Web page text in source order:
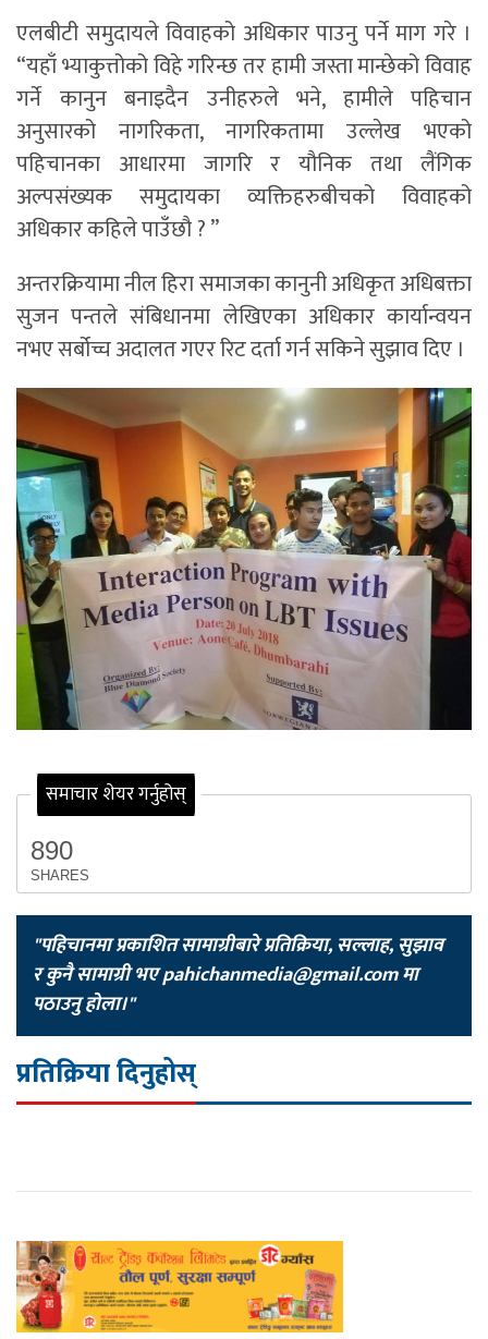
एलबीटी समुदायले विवाहको अधिकार पाउनु पर्ने माग गरे ।
“यहाँ भ्याकुत्तोको विहे गरिन्छ तर हामी जस्ता मान्छेको विवाह
गर्ने कानुन बनाइदैन उनीहरुले भने, हामीले पहिचान
अनुसारको नागरिकता, नागरिकतामा उल्लेख भएको
पहिचानका आधारमा जागरि र यौनिक तथा लैंगिक
अल्पसंख्यक समुदायका व्यक्तिहरुबीचको विवाहको
अधिकार कहिले पाउँछौ ? ”
अन्तरक्रियामा नील हिरा समाजका कानुनी अधिकृत अधिबक्ता
सुजन पन्तले संबिधानमा लेखिएका अधिकार कार्यान्वयन
नभए सर्बोच्च अदालत गएर रिट दर्ता गर्न सकिने सुझाव दिए ।
समाचार शेयर गर्नुहोस्
890
SHARES
"पहिचानमा प्रकाशित सामाग्रीबारे प्रतिक्रिया, सल्लाह, सुझाव
र कुनै सामाग्री भएpahichanmedia@gmail.comमा
पठाउनु होला।"
प्रतिक्रिया दिनुहोस्